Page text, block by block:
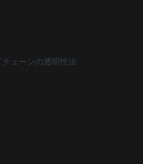
ェーンの透明性法